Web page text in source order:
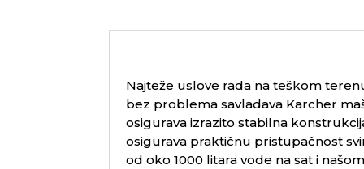
Najteže uslove rada na teškom
bez problema savladava Karcher
osigurava izrazito stabilna
osigurava praktičnu pristupačnost
od oko 1000 litara vode na sat i